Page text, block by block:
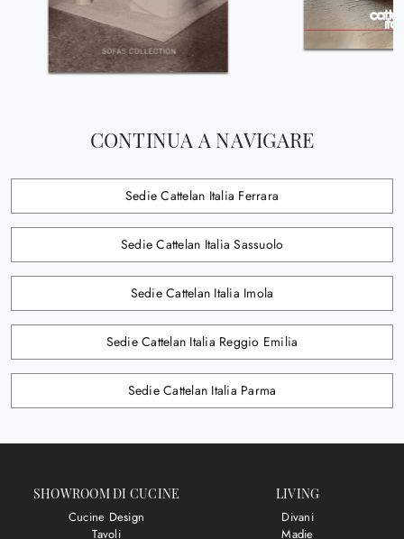
CONTINUA A NAVIGARE
Sedie Cattelan Italia Ferrara
Sedie Cattelan Italia Sassuolo
Sedie Cattelan Italia Imola
Sedie Cattelan Italia Reggio Emilia
Sedie Cattelan Italia Parma
SHOWROOM DI CUCINE
Cucine Design
Tavoli
LIVING
Divani
Madie